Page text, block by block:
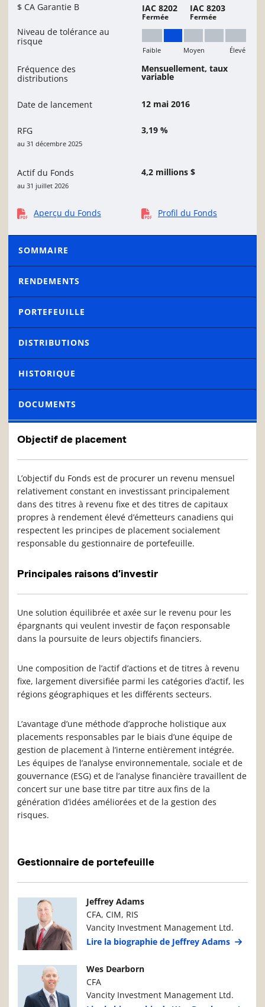
$ CA Garantie B
IAC 8202
Fermée
IAC 8203
Fermée
Niveau de tolérance au
risque
Faible à moyen
Faible Moyen Élevé
Fréquence des
distributions
Mensuellement, taux
variable
Date de lancement 12 mai 2016
RFG
au 31 décembre 2025
3,19 %
Actif du Fonds
au 31 juillet 2026
4,2 millions $
Aperçu du Fonds Profil du Fonds
SOMMAIRE
RENDEMENTS
PORTEFEUILLE
DISTRIBUTIONS
HISTORIQUE
DOCUMENTS
Objectif de placement
L’objectif du Fonds est de procurer un revenu mensuel
relativement constant en investissant principalement
dans des titres à revenu fixe et des titres de capitaux
propres à rendement élevé d’émetteurs canadiens qui
respectent les principes de placement socialement
responsable du gestionnaire de portefeuille.
Principales raisons d’investir
Une solution équilibrée et axée sur le revenu pour les
épargnants qui veulent investir de façon responsable
dans la poursuite de leurs objectifs financiers.
Une composition de l’actif d’actions et de titres à revenu
fixe, largement diversifiée parmi les catégories d’actif, les
régions géographiques et les différents secteurs.
L’avantage d’une méthode d’approche holistique aux
placements responsables par le biais d’une équipe de
gestion de placement à l’interne entièrement intégrée.
Les équipes de l’analyse environnementale, sociale et de
gouvernance (ESG) et de l’analyse financière travaillent de
concert sur une base titre par titre aux fins de la
génération d’idées améliorées et de la gestion des
risques.
Gestionnaire de portefeuille
Photo du gestionnaire de portefeuille
Jeffrey Adams
CFA, CIM, RIS
Vancity Investment Management Ltd.
Lire la biographie de Jeffrey Adams
Photo du gestionnaire de portefeuille
Wes Dearborn
CFA
Vancity Investment Management Ltd.